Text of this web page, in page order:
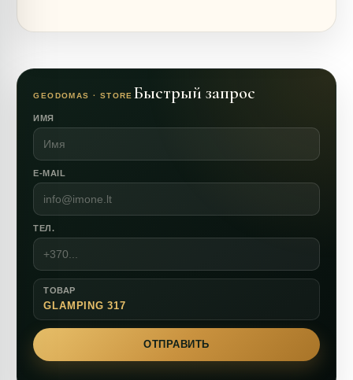
GEODOMAS · STORE Быстрый запрос
ИМЯ
E-MAIL
ТЕЛ.
ТОВАР
GLAMPING 317
ОТПРАВИТЬ